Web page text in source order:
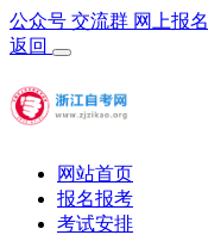
公众号 交流群 网上报名
返回
网站首页
报名报考
考试安排